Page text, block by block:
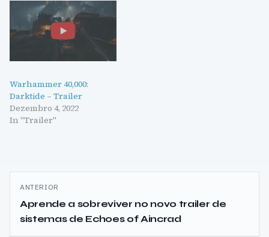
Warhammer 40,000:
Darktide – Trailer
Dezembro 4, 2022
In "Trailer"
Navegação
de
artigos
ANTERIOR
Aprende a sobreviver no novo trailer de
sistemas de Echoes of Aincrad